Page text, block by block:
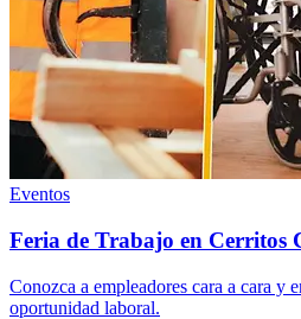
Eventos
Feria de Trabajo en Cerritos
Conozca a empleadores cara a cara y
oportunidad laboral.